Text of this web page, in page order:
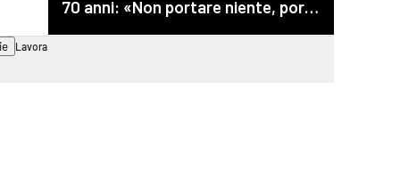
Lavora con noi